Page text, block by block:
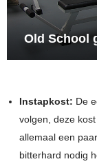
Old School
Instapkost: De
volgen, deze
allemaal een
bitterhard nodig